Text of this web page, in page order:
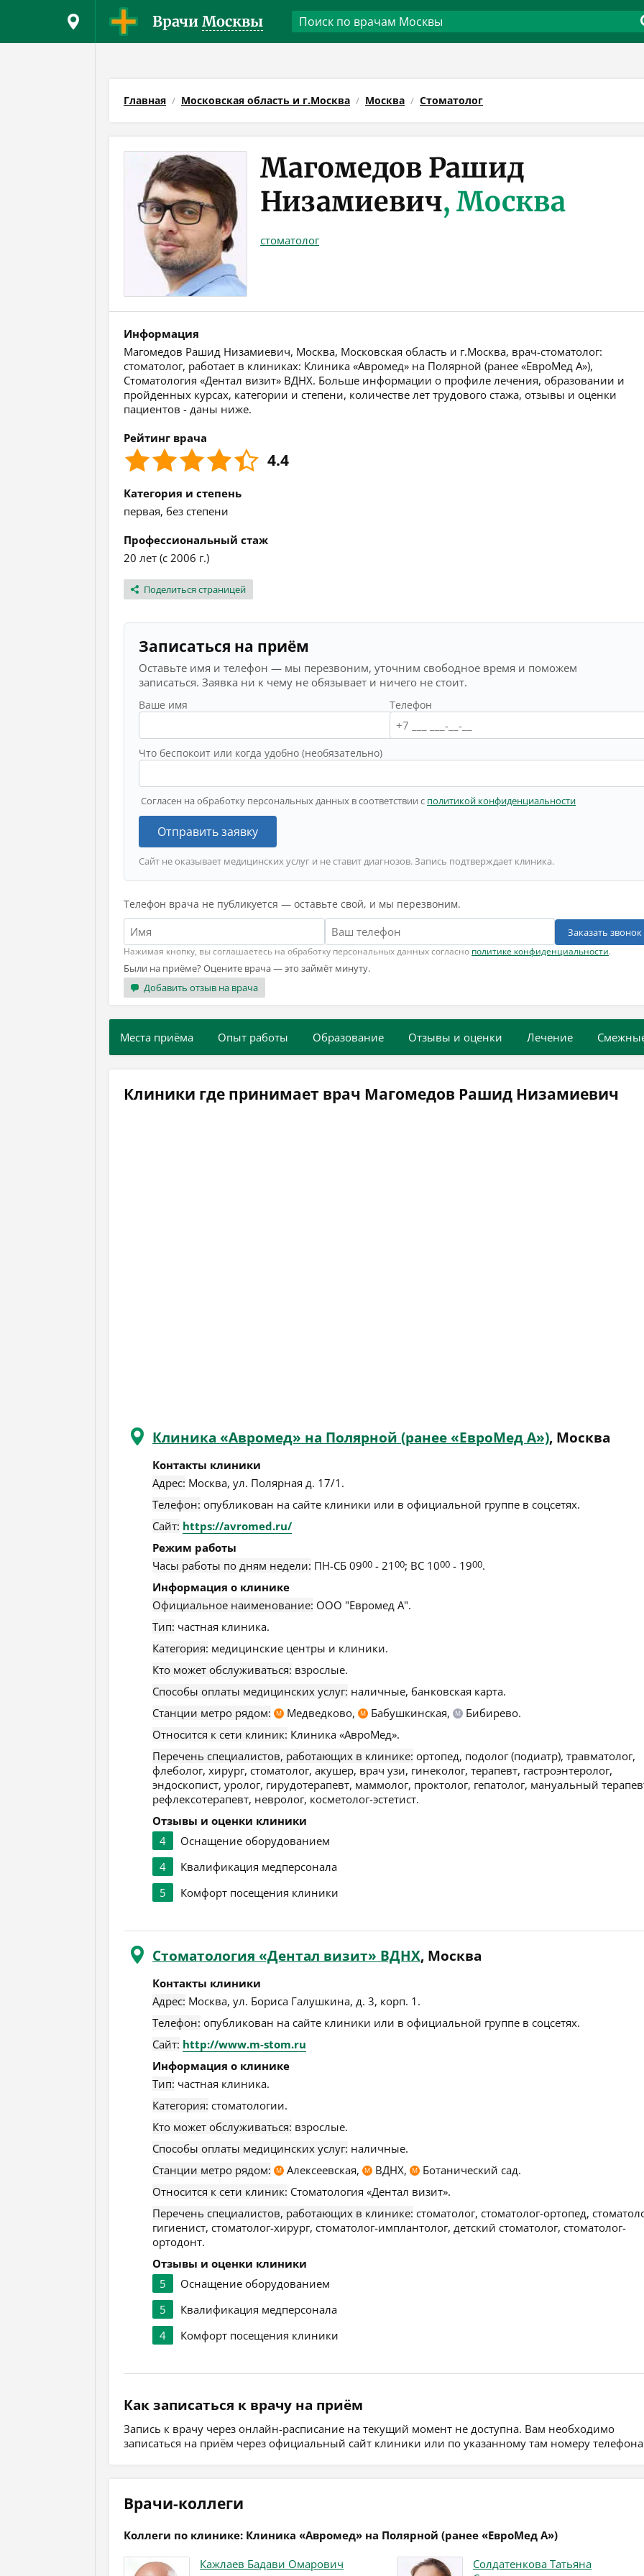
Врачи Москвы
Главная Московская область и г.Москва Москва Стоматолог
Магомедов Рашид
Низамиевич, Москва
стоматолог
Информация
Магомедов Рашид Низамиевич, Москва, Московская область и г.Москва, врач-стоматолог:
стоматолог, работает в клиниках: Клиника «Авромед» на Полярной (ранее «ЕвроМед А»),
Стоматология «Дентал визит» ВДНХ. Больше информации о профиле лечения, образовании и
пройденных курсах, категории и степени, количестве лет трудового стажа, отзывы и оценки
пациентов - даны ниже.
Рейтинг врача
4.4
Категория и степень
первая, без степени
Профессиональный стаж
20 лет (с 2006 г.)
Поделиться страницей
Записаться на приём
Оставьте имя и телефон — мы перезвоним, уточним свободное время и поможем
записаться. Заявка ни к чему не обязывает и ничего не стоит.
Ваше имя Телефон
Что беспокоит или когда удобно (необязательно)
Согласен на обработку персональных данных в соответствии с политикой конфиденциальности
Отправить заявку
Сайт не оказывает медицинских услуг и не ставит диагнозов. Запись подтверждает клиника.
Телефон врача не публикуется — оставьте свой, и мы перезвоним.
Заказать звонок
Нажимая кнопку, вы соглашаетесь на обработку персональных данных согласно политике конфиденциальности.
Были на приёме? Оцените врача — это займёт минуту.
Добавить отзыв на врача
Места приёма Опыт работы Образование Отзывы и оценки Лечение
Клиники где принимает врач Магомедов Рашид Низамиевич
Клиника «Авромед» на Полярной (ранее «ЕвроМед А»), Москва
Контакты клиники
Адрес: Москва, ул. Полярная д. 17/1 .
Телефон: опубликован на сайте клиники или в официальной группе в соцсетях.
Сайт: https://avromed.ru/
Режим работы
Часы работы по дням недели: ПН-СБ 0900 - 2100; ВС 1000 - 1900.
Информация о клинике
Официальное наименование: ООО "Евромед А".
Тип: частная клиника.
Категория: медицинские центры и клиники.
Кто может обслуживаться: взрослые.
Способы оплаты медицинских услуг: наличные, банковская карта.
Станции метро рядом:
М Медведково, М Бабушкинская, М
Бибирево.
Относится к сети клиник: Клиника «АвроМед».
Перечень специалистов, работающих в клинике: ортопед, подолог (подиатр), травматолог,
флеболог, хирург, стоматолог, акушер, врач узи, гинеколог, терапевт, гастроэнтеролог,
эндоскопист, уролог, гирудотерапевт, маммолог, проктолог, гепатолог, мануальный
рефлексотерапевт, невролог, косметолог-эстетист.
Отзывы и оценки клиники
4
Оснащение оборудованием
4
Квалификация медперсонала
5
Комфорт посещения клиники
Стоматология «Дентал визит» ВДНХ, Москва
Контакты клиники
Адрес: Москва, ул. Бориса Галушкина, д. 3, корп. 1 .
Телефон: опубликован на сайте клиники или в официальной группе в соцсетях.
Сайт: http://www.m-stom.ru
Информация о клинике
Тип: частная клиника.
Категория: стоматологии.
Кто может обслуживаться: взрослые.
Способы оплаты медицинских услуг: наличные.
Станции метро рядом:
М Алексеевская, М ВДНХ, М
Ботанический сад.
Относится к сети клиник: Стоматология «Дентал визит».
Перечень специалистов, работающих в клинике: стоматолог, стоматолог-ортопед,
гигиенист, стоматолог-хирург, стоматолог-имплантолог, детский стоматолог, стоматолог-
ортодонт.
Отзывы и оценки клиники
5
Оснащение оборудованием
5
Квалификация медперсонала
4
Комфорт посещения клиники
Как записаться к врачу на приём
Запись к врачу через онлайн-расписание на текущий момент не доступна. Вам необходимо
записаться на приём через официальный сайт клиники или по указанному там номеру
Врачи-коллеги
Коллеги по клинике: Клиника «Авромед» на Полярной (ранее «ЕвроМед А»)
Кажлаев Бадави Омарович
Солдатенкова Татьяна